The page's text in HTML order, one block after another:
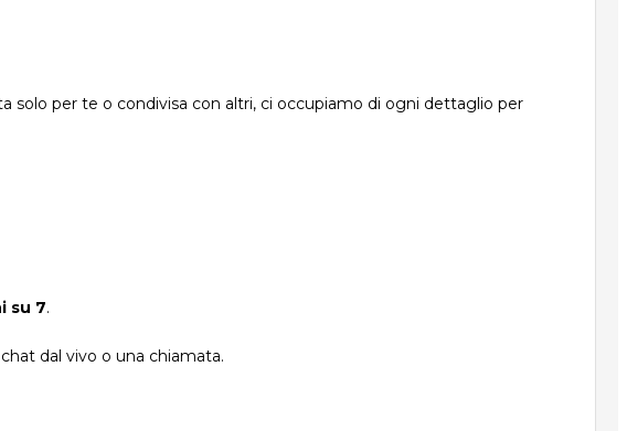
solo per te o condivisa con altri, ci occupiamo di ogni dettaglio per
su 7.
dal vivo o una chiamata.